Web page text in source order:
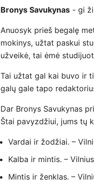
Bronys Savukynas - gi
Anuosyk prieš begalę
mokinys, užtat paskui
užveikė, tai ėmė
Tai užtat gal kai buvo ir
galų gale tapo
Dar Bronys Savukynas
Štai pavyzdžiui, jums tų
Vardai ir žodžiai. –
Kalba ir mintis. –
Mintis ir ženklas. –